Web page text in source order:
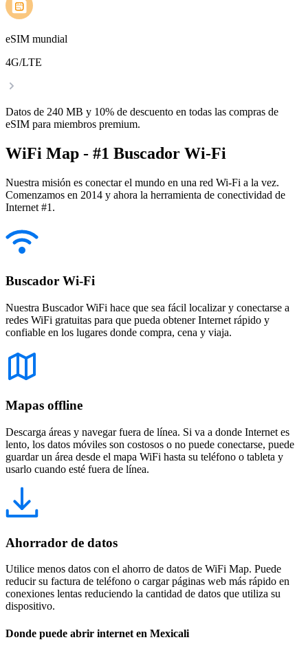
eSIM mundial
4G/LTE
Datos de 240 MB y 10% de descuento en todas las compras de
eSIM para miembros premium.
WiFi Map - #1 Buscador Wi-Fi
Nuestra misión es conectar el mundo en una red Wi-Fi a la vez.
Comenzamos en 2014 y ahora la herramienta de conectividad de
Internet #1.
Buscador Wi-Fi
Nuestra Buscador WiFi hace que sea fácil localizar y conectarse a
redes WiFi gratuitas para que pueda obtener Internet rápido y
confiable en los lugares donde compra, cena y viaja.
Mapas offline
Descarga áreas y navegar fuera de línea. Si va a donde Internet es
lento, los datos móviles son costosos o no puede conectarse, puede
guardar un área desde el mapa WiFi hasta su teléfono o tableta y
usarlo cuando esté fuera de línea.
Ahorrador de datos
Utilice menos datos con el ahorro de datos de WiFi Map. Puede
reducir su factura de teléfono o cargar páginas web más rápido en
conexiones lentas reduciendo la cantidad de datos que utiliza su
dispositivo.
Donde puede abrir internet en Mexicali